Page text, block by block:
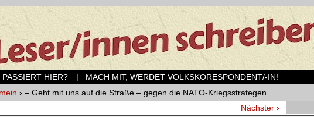
HIER? | MACH MIT, WERDET VOLKSKORESPONDENT/-IN!
› – Geht mit uns auf die Straße – gegen die NATO-Kriegsstrategen
Nächster ›